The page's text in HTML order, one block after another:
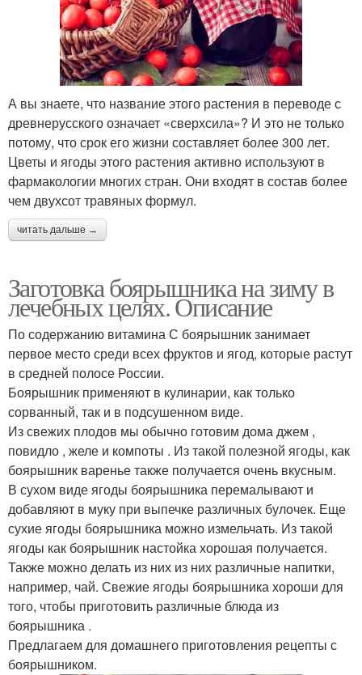
А вы знаете, что название этого растения в переводе с
древнерусского означает «сверхсила»? И это не только
потому, что срок его жизни составляет более 300 лет.
Цветы и ягоды этого растения активно используют в
фармакологии многих стран. Они входят в состав более
чем двухсот травяных формул.
читать дальше →
Заготовка боярышника на зиму в
лечебных целях. Описание
По содержанию витамина С боярышник занимает
первое место среди всех фруктов и ягод, которые растут
в средней полосе России.
Боярышник применяют в кулинарии, как только
сорванный, так и в подсушенном виде.
Из свежих плодов мы обычно готовим дома джем ,
повидло , желе и компоты . Из такой полезной ягоды, как
боярышник варенье также получается очень вкусным.
В сухом виде ягоды боярышника перемалывают и
добавляют в муку при выпечке различных булочек. Еще
сухие ягоды боярышника можно измельчать. Из такой
ягоды как боярышник настойка хорошая получается.
Также можно делать из них из них различные напитки,
например, чай. Свежие ягоды боярышника хороши для
того, чтобы приготовить различные блюда из
боярышника .
Предлагаем для домашнего приготовления рецепты с
боярышником.